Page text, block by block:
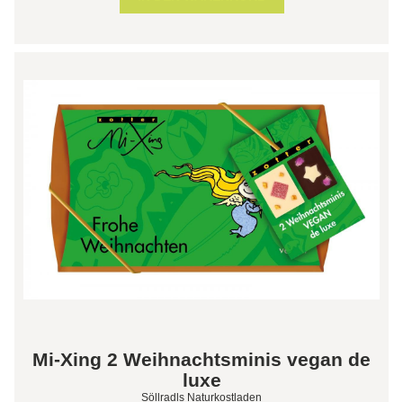
Mi-Xing 2 Weihnachtsminis vegan de
luxe
Söllradls Naturkostladen